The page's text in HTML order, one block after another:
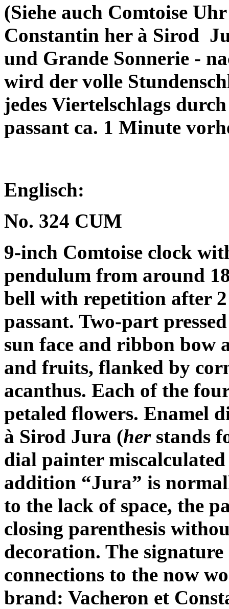
(Siehe auch Comtoise
Constantin her à Sirod
und Grande Sonnerie -
wird der volle
jedes Viertelschlags
passant ca. 1 Minute
Englisch:
No. 324 CUM
9-inch Comtoise clock
pendulum from around
bell with repetition after
passant. Two-part
sun face and ribbon bow
and fruits, flanked by
acanthus. Each of the
petaled flowers. Enamel
à Sirod Jura (herstands
dial painter
addition “Jura” is
to the lack of space, the
closing parenthesis
decoration. The
connections to the now
brand: Vacheron et